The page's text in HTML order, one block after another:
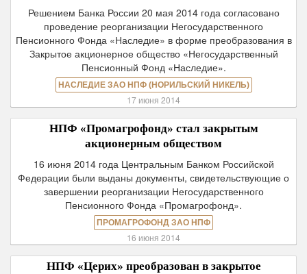
Решением Банка России 20 мая 2014 года согласовано
проведение реорганизации Негосударственного
Пенсионного Фонда «Наследие» в форме преобразования в
Закрытое акционерное общество «Негосударственный
Пенсионный Фонд «Наследие».
НАСЛЕДИЕ ЗАО НПФ (НОРИЛЬСКИЙ НИКЕЛЬ)
17 июня 2014
НПФ «Промагрофонд» стал закрытым
акционерным обществом
16 июня 2014 года Центральным Банком Российской
Федерации были выданы документы, свидетельствующие о
завершении реорганизации Негосударственного
Пенсионного Фонда «Промагрофонд».
ПРОМАГРОФОНД ЗАО НПФ
16 июня 2014
НПФ «Церих» преобразован в закрытое